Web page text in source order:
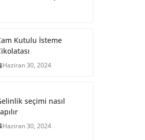
Kutulu İsteme
Haziran 30, 2024
seçimi nasıl
Haziran 30, 2024